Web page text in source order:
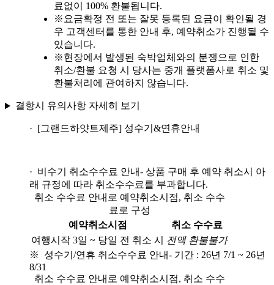
료없이 100% 환불됩니다.
※요금확정 전 또는 잘못 등록된 요금이 확인될 경
우 고객센터를 통한 안내 후, 예약취소가 진행될 수
있습니다.
※현장에서 발생된 숙박업체와의 분쟁으로 인한
취소/환불 요청 시 당사는 중개 플랫폼사로 취소 및
환불처리에 관여하지 않습니다.
결항시 유의사항 자세히 보기
· [그랜드하얏트제주] 성수기&연휴안내
· 비수기 취소수수료 안내- 상품 구매 후 예약 취소시 아
래 규정에 따라 취소수수료를 부과합니다.
취소 수수료 안내로 예약취소시점, 취소 수수
료로 구성
예약취소시점
취소 수수료
여행시작 3일 ~ 당일 전 취소 시
전액 환불불가
※ 성수기/연휴 취소수수료 안내- 기간 : 26년 7/1 ~ 26년
8/31
취소 수수료 안내로 예약취소시점, 취소 수수